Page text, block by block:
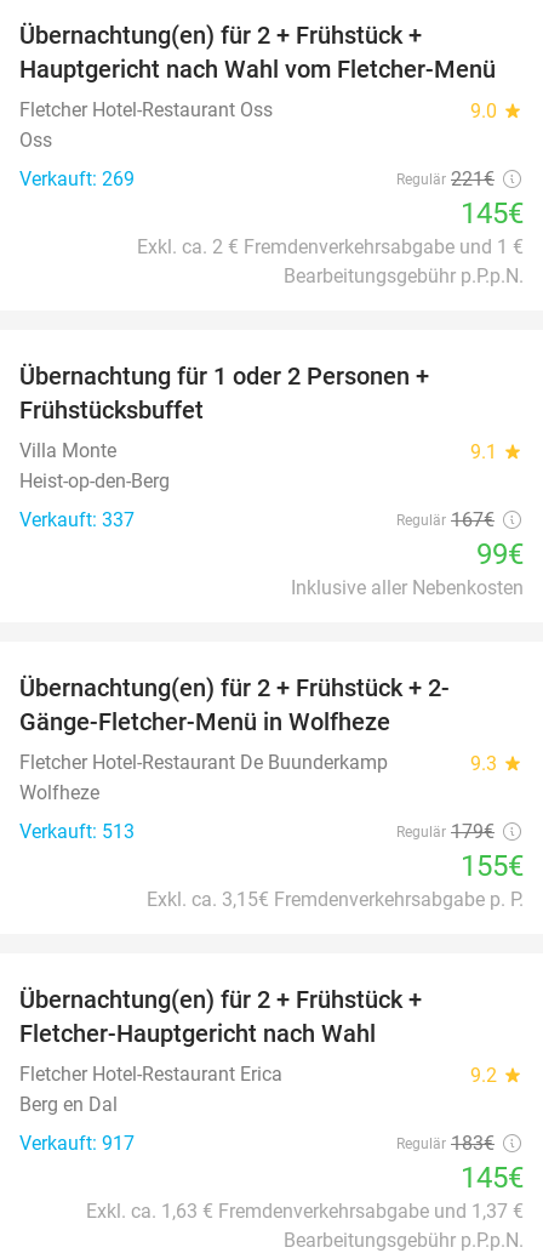
Übernachtung(en) für 2 + Frühstück +
Hauptgericht nach Wahl vom Fletcher-Menü
Fletcher Hotel-Restaurant Oss 9.0 star
Oss
Verkauft: 269
Regulär 221€
145€
Exkl. ca. 2 € Fremdenverkehrsabgabe und 1 €
Bearbeitungsgebühr p.P.p.N.
Übernachtung für 1 oder 2 Personen +
Frühstücksbuffet
Villa Monte 9.1 star
Heist-op-den-Berg
Verkauft: 337
Regulär 167€
99€
Inklusive aller Nebenkosten
Übernachtung(en) für 2 + Frühstück + 2-
Gänge-Fletcher-Menü in Wolfheze
Fletcher Hotel-Restaurant De Buunderkamp 9.3 star
Wolfheze
Verkauft: 513
Regulär 179€
155€
Exkl. ca. 3,15€ Fremdenverkehrsabgabe p. P.
Übernachtung(en) für 2 + Frühstück +
Fletcher-Hauptgericht nach Wahl
Fletcher Hotel-Restaurant Erica 9.2 star
Berg en Dal
Verkauft: 917
Regulär 183€
145€
Exkl. ca. 1,63 € Fremdenverkehrsabgabe und 1,37 €
Bearbeitungsgebühr p.P.p.N.